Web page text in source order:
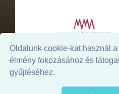
Oldalunk cookie-kat használ
élmény fokozásához és
gyűjtéséhez.